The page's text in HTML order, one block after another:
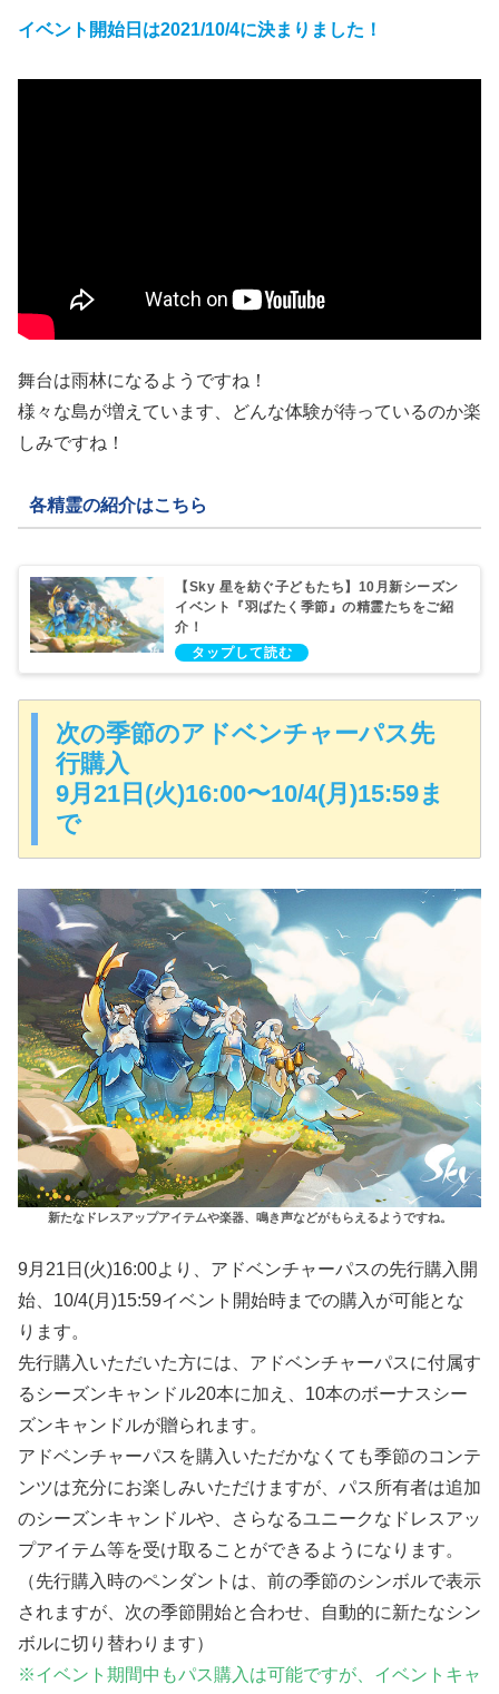
イベント開始日は2021/10/4に決まりました！
舞台は雨林になるようですね！
様々な島が増えています、どんな体験が待っているのか楽
しみですね！
各精霊の紹介はこちら
【Sky 星を紡ぐ子どもたち】10月新シーズン
イベント『羽ばたく季節』の精霊たちをご紹
介！
次の季節のアドベンチャーパス先
行購入
9月21日(火)16:00〜10/4(月)15:59ま
で
新たなドレスアップアイテムや楽器、鳴き声などがもらえるようですね。
9月21日(火)16:00より、アドベンチャーパスの先行購入開
始、10/4(月)15:59イベント開始時までの購入が可能とな
ります。
先行購入いただいた方には、アドベンチャーパスに付属す
るシーズンキャンドル20本に加え、10本のボーナスシー
ズンキャンドルが贈られます。
アドベンチャーパスを購入いただかなくても季節のコンテ
ンツは充分にお楽しみいただけますが、パス所有者は追加
のシーズンキャンドルや、さらなるユニークなドレスアッ
プアイテム等を受け取ることができるようになります。
（先行購入時のペンダントは、前の季節のシンボルで表示
されますが、次の季節開始と合わせ、自動的に新たなシン
ボルに切り替わります）
※イベント期間中もパス購入は可能ですが、イベントキャ